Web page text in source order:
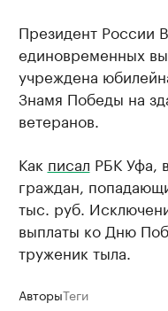
Президент России
единовременных
учреждена
Знамя Победы на
ветеранов.
Как писал РБК Уфа,
граждан,
тыс. руб.
выплаты ко Дню
труженик тыла.
АвторыТеги